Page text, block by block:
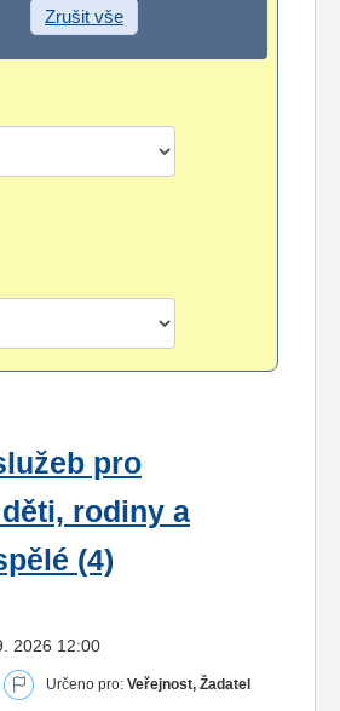
Zrušit vše
pro
rodiny a
(4)
2026 12:00
Určeno pro: Veřejnost, Žadatel